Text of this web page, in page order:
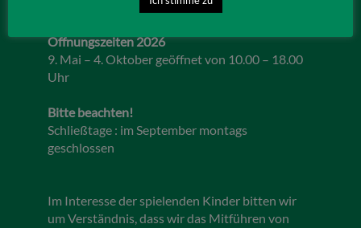
Öffnungszeiten 2026
9. Mai – 4. Oktober geöffnet von 10.00 – 18.00
Uhr
Bitte beachten!
Schließtage : im September montags
geschlossen
Im Interesse der spielenden Kinder bitten wir
um Verständnis, dass wir das Mitführen von